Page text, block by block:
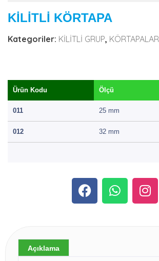
KİLİTLİ KÖRTAPA
Kategoriler: KİLİTLİ GRUP, KÖRTAPALAR
Ürün Kodu Ölçü
011 25 mm
012 32 mm
Açıklama